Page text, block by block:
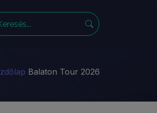
Balaton Tour 2026